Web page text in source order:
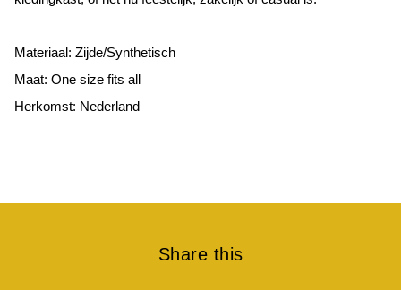
Materiaal: Zijde/Synthetisch
Maat: One size fits all
Herkomst: Nederland
Share this